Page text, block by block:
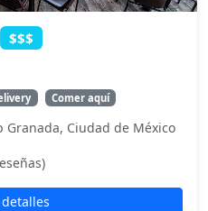
$$$
Comer aquí
Granada, Ciudad de México